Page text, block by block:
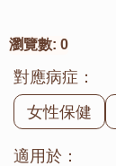
瀏覽數: 0
對應病症：
女性保健
適用於：